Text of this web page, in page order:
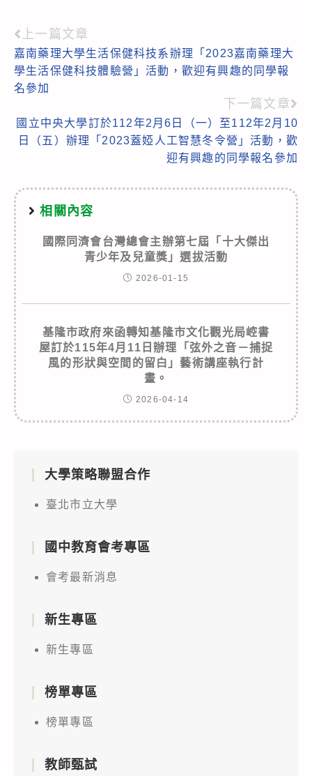
Read
more
articles
上一篇文章
嘉南藥理大學生活保健科技系辦理「2023嘉南藥理大
學生活保健科技體驗營」活動，歡迎有興趣的同學報
名參加
下一篇文章
國立中央大學訂於112年2月6日（一）至112年2月10
日（五）辦理「2023蓋婭人工智慧冬令營」活動，歡
迎有興趣的同學報名參加
相關內容
國際同濟會台灣總會主辦第七屆「十大傑出
青少年及兒童獎」選拔活動
2026-01-15
基隆市政府來函轉知基隆市文化觀光局崆書
屋訂於115年4月11日辦理「弦外之音－捕捉
風的形狀與空間的留白」藝術講座執行計
畫。
2026-04-14
大學策略聯盟合作
臺北市立大學
國中教育會考專區
會考最新消息
新生專區
新生專區
榜單專區
榜單專區
教師甄試